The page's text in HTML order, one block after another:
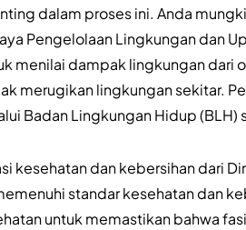
dalam proses ini. Anda
Pengelolaan Lingkungan dan
menilai dampak lingkungan dari
merugikan lingkungan sekitar.
Badan Lingkungan Hidup (BLH)
kesehatan dan kebersihan dari
standar kesehatan dan
untuk memastikan bahwa